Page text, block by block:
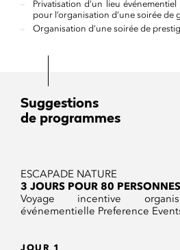
Privatisation d’un lieu
pour l’organisation d’une soirée de
Organisation d’une soirée de
Suggestions
de programmes
ESCAPADE NATURE
3 JOURS POUR 80 PERSONNES
Voyage incentive
événementielle Preference
JOUR 1